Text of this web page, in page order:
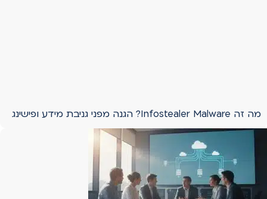
מה זה Infostealer Malware? הגנה מפני גניבת מידע ופישינג